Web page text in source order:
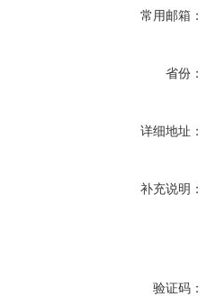
常用邮箱：
省份：
详细地址：
补充说明：
验证码：